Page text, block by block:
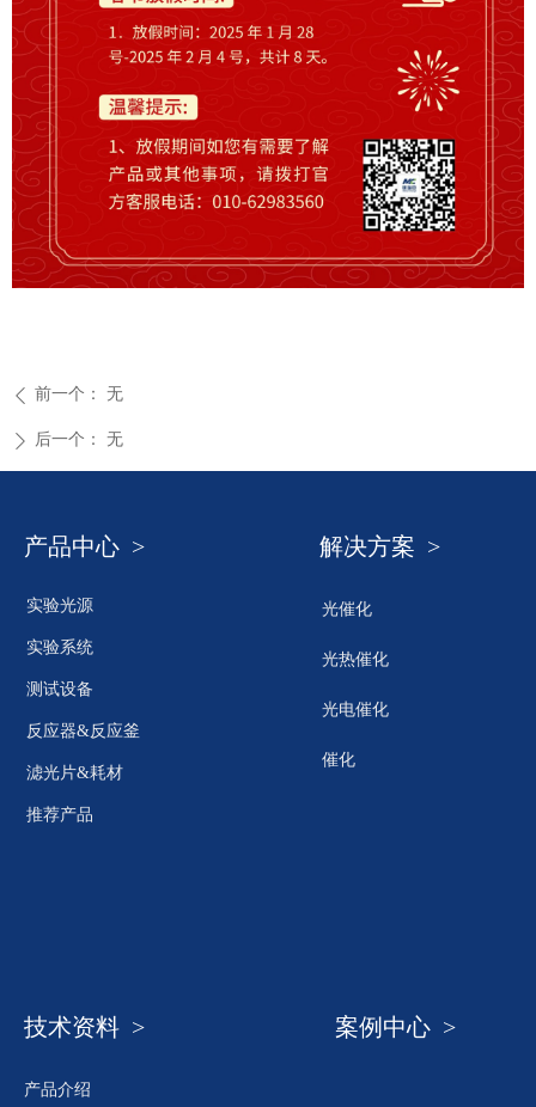
ꄴ 前一个： 无
ꄲ 后一个： 无
产品中心 >
实验光源
实验系统
测试设备
反应器&反应釜
滤光片&耗材
推荐产品
解决方案 >
光催化
光热催化
光电催化
催化
技术资料 >
产品介绍
案例中心 >